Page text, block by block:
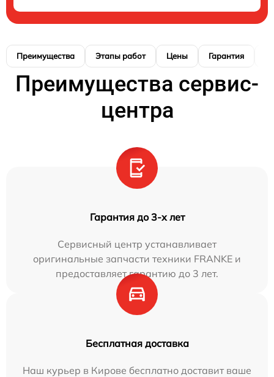
Преимущества Этапы работ Цены Гарантия
Преимущества сервис-
центра
Гарантия до 3-х лет
Сервисный центр устанавливает
оригинальные запчасти техники FRANKE и
предоставляет гарантию до 3 лет.
Бесплатная доставка
Наш курьер в Кирове бесплатно доставит ваше